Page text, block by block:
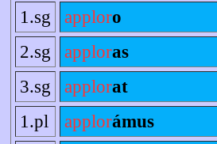
1.sg
apploro
2.sg
apploras
3.sg
applorat
1.pl
applorámus